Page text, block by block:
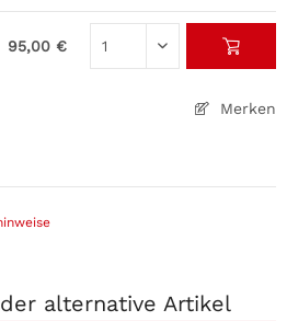
Merken
95,00 €
alternative Artikel